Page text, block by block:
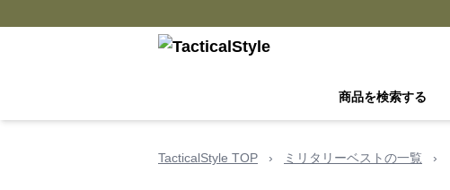
商品を検索する
TacticalStyle TOP › ミリタリーベストの一覧 ›